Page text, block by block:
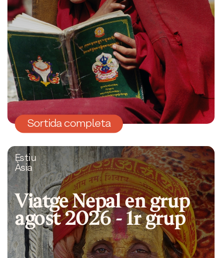
Sortida completa
Estiu
Àsia
Viatge Nepal en grup
agost 2026 - 1r grup